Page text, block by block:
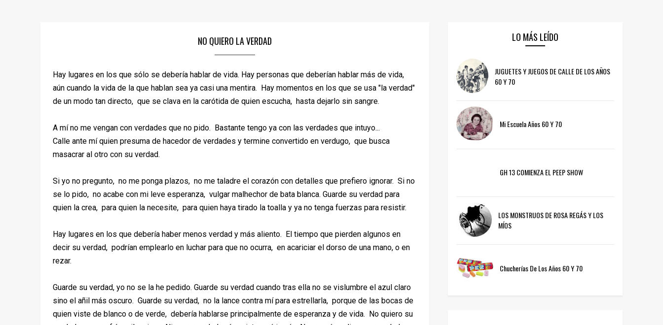
NO QUIERO LA VERDAD
Hay lugares en los que sólo se debería hablar de vida. Hay personas que deberían hablar más de vida,
aún cuando la vida de la que hablan sea ya casi una mentira. Hay momentos en los que se usa "la verdad"
de un modo tan directo, que se clava en la carótida de quien escucha, hasta dejarlo sin sangre.
A mí no me vengan con verdades que no pido. Bastante tengo ya con las verdades que intuyo...
Calle ante mí quien presuma de hacedor de verdades y termine convertido en verdugo, que busca
masacrar al otro con su verdad.
Si yo no pregunto, no me ponga plazos, no me taladre el corazón con detalles que prefiero ignorar. Si no
se lo pido, no acabe con mi leve esperanza, vulgar malhechor de bata blanca. Guarde su verdad para
quien la crea, para quien la necesite, para quien haya tirado la toalla y ya no tenga fuerzas para resistir.
Hay lugares en los que debería haber menos verdad y más aliento. El tiempo que pierden algunos en
decir su verdad, podrían emplearlo en luchar para que no ocurra, en acariciar el dorso de una mano, o en
rezar.
Guarde su verdad, yo no se la he pedido. Guarde su verdad cuando tras ella no se vislumbre el azul claro
sino el añil más oscuro. Guarde su verdad, no la lance contra mí para estrellarla, porque de las bocas de
quien viste de blanco o de verde, debería hablarse principalmente de esperanza y de vida. No quiero su
LO MÁS LEÍDO
JUGUETES Y JUEGOS DE CALLE DE LOS AÑOS
60 Y 70
Mi Escuela Años 60 Y 70
GH 13 COMIENZA EL PEEP SHOW
LOS MONSTRUOS DE ROSA REGÁS Y LOS
MÍOS
Chucherías De Los Años 60 Y 70